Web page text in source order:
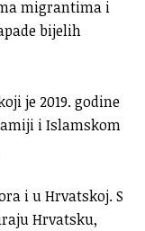
migrantima i
bijelih
je 2019. godine
i Islamskom
i u Hrvatskoj. S
Hrvatsku,